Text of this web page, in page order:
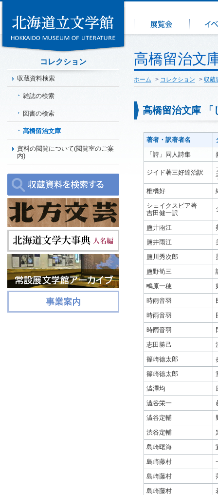
高橋留治文
ホーム > コレクション > 収蔵
高橋留治文庫 「
著者・訳著者名
「詩」同人詩集
ジイド著三好達治訳
椎橋好
シェイクスピア著
吉田健一訳
鹽井雨江
鹽井雨江
鹽川秀次郎
鹽野筍三
鴫原一穂
時雨音羽
時雨音羽
時雨音羽
志田勝己
篠崎徳太郎
篠崎徳太郎
澁澤均
澁谷栄一
澁谷定輔
渋谷定輔
島崎曙海
島崎藤村
島崎藤村
島崎藤村
コレクション
収蔵資料検索
雑誌の検索
図書の検索
高橋留治文庫
資料の閲覧について(閲覧室のご案
内)